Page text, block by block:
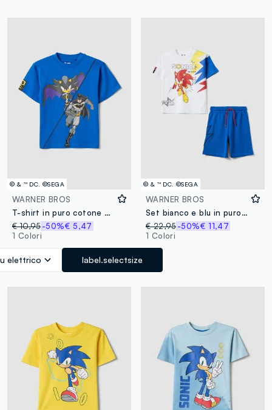
© & ™ DC. ©SEGA
WARNER BROS
T-shirt in puro cotone blu da bambino oversize fit con stampa Sonic
€ 10,95-50%€ 5,47
1 Colori
elettrico label.selectsize
© & ™ DC. ©SEGA
WARNER BROS
Set bianco e blu in puro cotone da bambino oversize fit con Sonic
€ 22,95 -50%€ 11,47
1 Colori